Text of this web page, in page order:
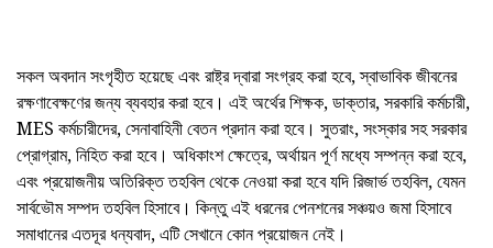
সকল অবদান সংগৃহীত হয়েছে এবং রাষ্ট্র দ্বারা সংগ্রহ করা হবে, স্বাভাবিক জীবনের
রক্ষণাবেক্ষণের জন্য ব্যবহার করা হবে। এই অর্থের শিক্ষক, ডাক্তার, সরকারি কর্মচারী,
MES কর্মচারীদের, সেনাবাহিনী বেতন প্রদান করা হবে। সুতরাং, সংস্কার সহ সরকার
প্রোগ্রাম, নিহিত করা হবে। অধিকাংশ ক্ষেত্রে, অর্থায়ন পূর্ণ মধ্যে সম্পন্ন করা হবে,
এবং প্রয়োজনীয় অতিরিক্ত তহবিল থেকে নেওয়া করা হবে যদি রিজার্ভ তহবিল, যেমন
সার্বভৌম সম্পদ তহবিল হিসাবে। কিন্তু এই ধরনের পেনশনের সঞ্চয়ও জমা হিসাবে
সমাধানের এতদূর ধন্যবাদ, এটি সেখানে কোন প্রয়োজন নেই।